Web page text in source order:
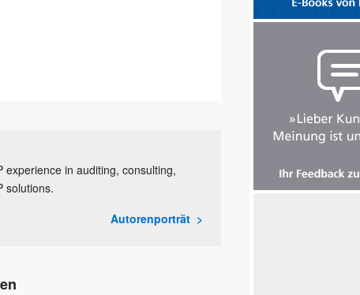
in auditing, consulting,
solutions.
Autorenporträt